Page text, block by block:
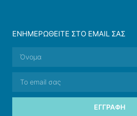
ΕΝΗΜΕΡΩΘΕΊΤΕ ΣΤΟ EMAIL ΣΑΣ
ΕΓΓΡΑΦΉ